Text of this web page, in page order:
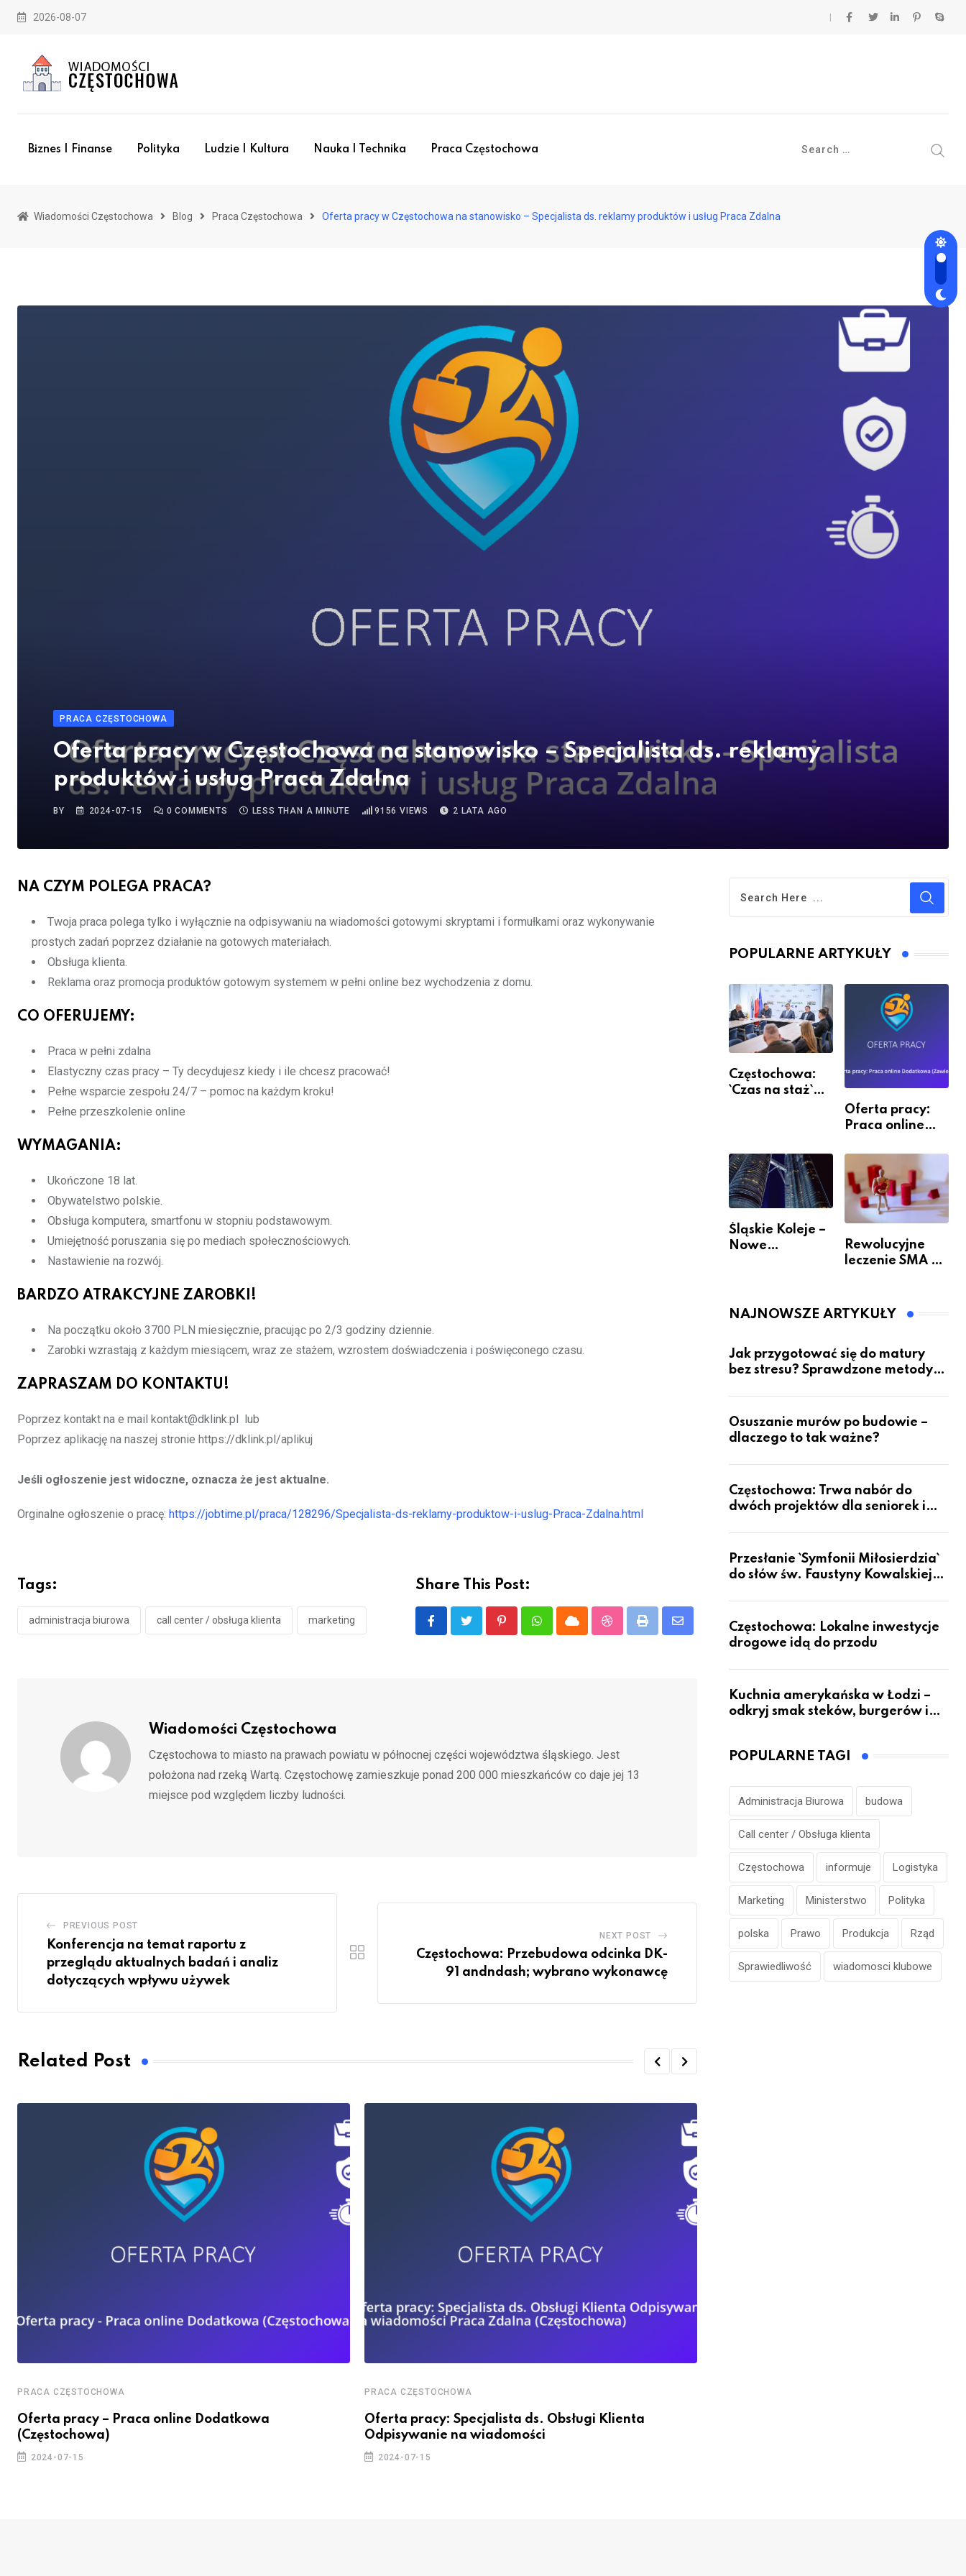
Skip
2026-08-07
Biznes I Finanse Polityka Ludzie I Kultura Nauka I Technika Praca Częstochowa
Wiadomości Częstochowa Blog Praca Częstochowa Oferta pracy w Częstochowa na stanowisko – Specjalista ds. reklamy produktów i usług Praca Zdalna
PRACA CZĘSTOCHOWA
Oferta pracy w Częstochowa na stanowisko – Specjalista ds. reklamy
produktów i usług Praca Zdalna
BY 2024-07-15 0 COMMENTS LESS THAN A MINUTE 9156 VIEWS 2 LATA AGO
NA CZYM POLEGA PRACA?
Twoja praca polega tylko i wyłącznie na odpisywaniu na wiadomości gotowymi skryptami i formułkami oraz wykonywanie
prostych zadań poprzez działanie na gotowych materiałach.
Obsługa klienta.
Reklama oraz promocja produktów gotowym systemem w pełni online bez wychodzenia z domu.
CO OFERUJEMY:
Praca w pełni zdalna
Elastyczny czas pracy – Ty decydujesz kiedy i ile chcesz pracować!
Pełne wsparcie zespołu 24/7 – pomoc na każdym kroku!
Pełne przeszkolenie online
WYMAGANIA:
Ukończone 18 lat.
Obywatelstwo polskie.
Obsługa komputera, smartfonu w stopniu podstawowym.
Umiejętność poruszania się po mediach społecznościowych.
Nastawienie na rozwój.
BARDZO ATRAKCYJNE ZAROBKI!
Na początku około 3700 PLN miesięcznie, pracując po 2/3 godziny dziennie.
Zarobki wzrastają z każdym miesiącem, wraz ze stażem, wzrostem doświadczenia i poświęconego czasu.
ZAPRASZAM DO KONTAKTU!
Poprzez kontakt na e mail kontakt@dklink.pl lub
Poprzez aplikację na naszej stronie https://dklink.pl/aplikuj
Jeśli ogłoszenie jest widoczne, oznacza że jest aktualne.
Orginalne ogłoszenie o pracę: https://jobtime.pl/praca/128296/Specjalista-ds-reklamy-produktow-i-uslug-Praca-Zdalna.html
Tags:
administracja biurowa call center / obsługa klienta marketing
Share This Post:
PinterestWhatsappCloud StumbleUpon
Print
Share
Wiadomości Częstochowa
Częstochowa to miasto na prawach powiatu w północnej części województwa śląskiego. Jest
położona nad rzeką Wartą. Częstochowę zamieszkuje ponad 200 000 mieszkańców co daje jej 13
miejsce pod względem liczby ludności.
PREVIOUS POST
Konferencja na temat raportu z
przeglądu aktualnych badań i analiz
dotyczących wpływu używek
NEXT POST
Częstochowa: Przebudowa odcinka DK-
91 andndash; wybrano wykonawcę
Related Post
PRACA CZĘSTOCHOWA
Oferta pracy – Praca online Dodatkowa
(Częstochowa)
2024-07-15
PRACA CZĘSTOCHOWA
Oferta pracy: Specjalista ds. Obsługi Klienta
Odpisywanie na wiadomości
2024-07-15
POPULARNE ARTYKUŁY
Częstochowa:
`Czas na staż`
Oferta pracy:
Praca online
(Zawiercie)
Śląskie Koleje –
Nowe
Rewolucyjne
leczenie SMA –
pacjentów?
NAJNOWSZE ARTYKUŁY
Jak przygotować się do matury
bez stresu? Sprawdzone metody
Osuszanie murów po budowie –
dlaczego to tak ważne?
Częstochowa: Trwa nabór do
dwóch projektów dla seniorek i
Przesłanie `Symfonii Miłosierdzia`
do słów św. Faustyny Kowalskiej
Częstochowa: Lokalne inwestycje
drogowe idą do przodu
Kuchnia amerykańska w Łodzi –
odkryj smak steków, burgerów i
POPULARNE TAGI
Administracja Biurowa budowa
Call center / Obsługa klienta
Częstochowa informuje Logistyka
Marketing Ministerstwo Polityka
polska Prawo Produkcja Rząd
Sprawiedliwość wiadomosci klubowe